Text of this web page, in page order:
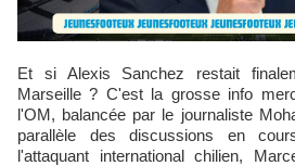
Et si Alexis Sanchez restait finalement à l'Olympique de
Marseille ? C'est la grosse info
l'OM, balancée par le journaliste
parallèle des discussions en
l'attaquant international chilien,